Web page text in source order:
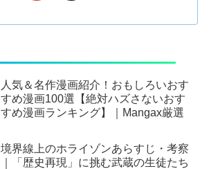
人気＆名作漫画紹介！おもしろいおす
すめ漫画100選【絶対ハズさないおす
すめ漫画ランキング】｜Mangax厳選
境界線上のホライゾンあらすじ・考察
｜「歴史再現」に挑む武蔵の生徒たち